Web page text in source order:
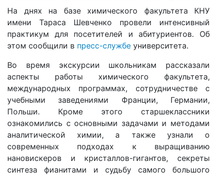
На днях на базе химического факультета КНУ
имени Тараса Шевченко провели интенсивный
практикум для посетителей и абитуриентов. Об
этом сообщили в пресс-службе университета.
Во время экскурсии школьникам рассказали
аспекты работы химического факультета,
международных программах, сотрудничестве с
учебными заведениями Франции, Германии,
Польши. Кроме этого старшеклассники
ознакомились с основными задачами и методами
аналитической химии, а также узнали о
современных подходах к выращиванию
нановискеров и кристаллов-гигантов, секреты
синтеза фианитами и судьбу самого большого